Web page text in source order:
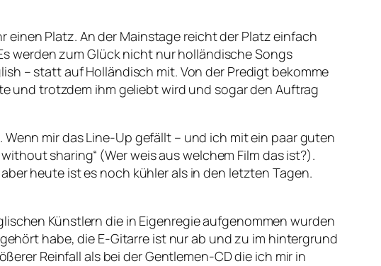
Platz. An der Mainstage reicht der Platz einfach
werden zum Glück nicht nur holländische Songs
– statt auf Holländisch mit. Von der Predigt bekomme
und trotzdem ihm geliebt wird und sogar den Auftrag
mir das Line-Up gefällt – und ich mit ein paar guten
sharing“ (Wer weis aus welchem Film das ist?).
heute ist es noch kühler als in den letzten Tagen.
Künstlern die in Eigenregie aufgenommen wurden
habe, die E-Gitarre ist nur ab und zu im hintergrund
Reinfall als bei der Gentlemen-CD die ich mir in